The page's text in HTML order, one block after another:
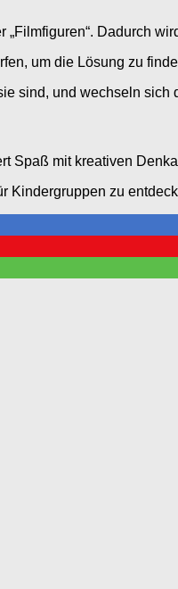
„Filmfiguren“. Dadurch
um die Lösung zu
sind, und wechseln sich
Spaß mit kreativen
Kindergruppen zu